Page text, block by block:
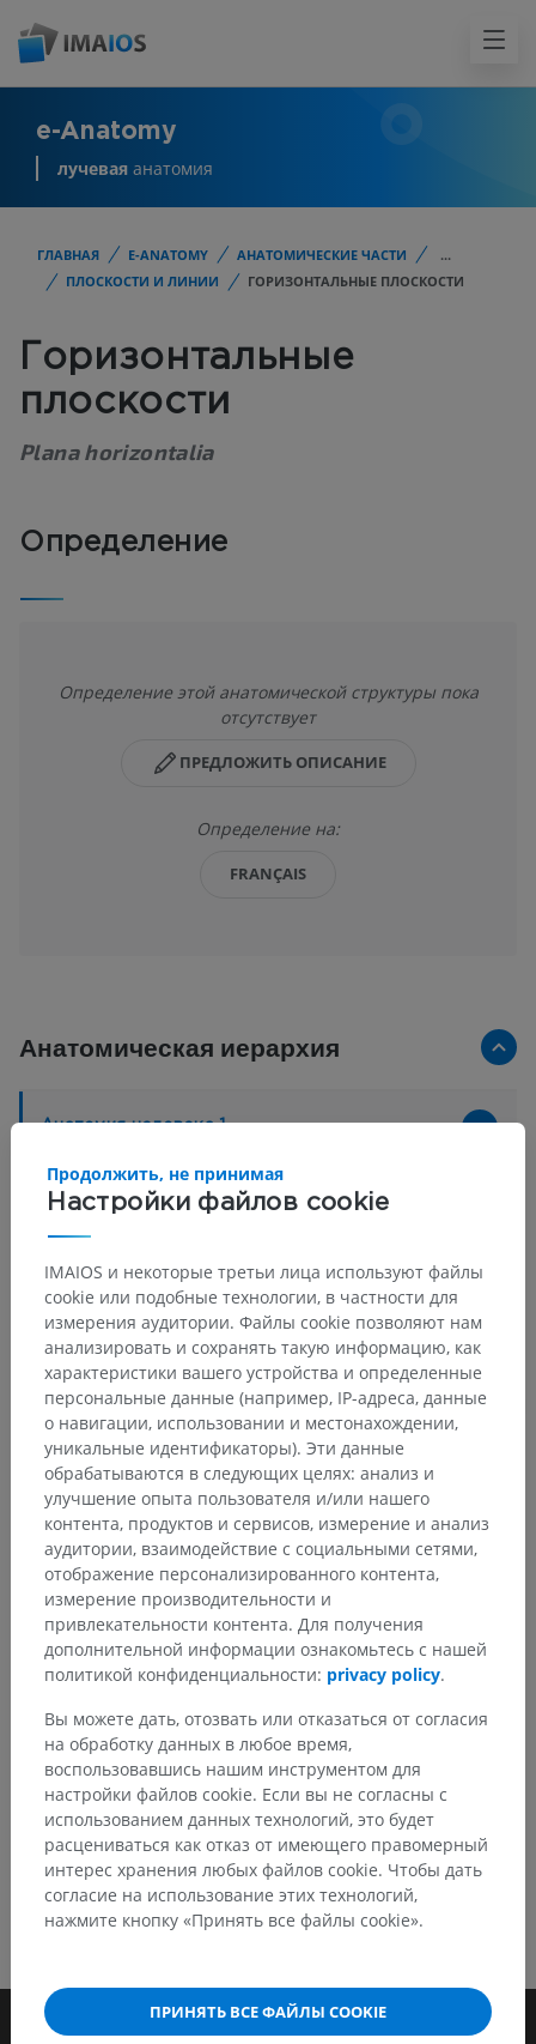
e-Anatomy
лучевая анатомия
ГЛАВНАЯ E-ANATOMY АНАТОМИЧЕСКИЕ ЧАСТИ
...
ПЛОСКОСТИ И ЛИНИИ
ГОРИЗОНТАЛЬНЫЕ ПЛОСКОСТИ
Горизонтальные
плоскости
Plana horizontalia
Определение
Определение этой анатомической структуры пока
отсутствует
ПРЕДЛОЖИТЬ ОПИСАНИЕ
Определение на:
FRANÇAIS
Анатомическая иерархия
Анатомия человека 1
Общая анатомия> Плоскости, линии и области
Плоскости и линии> Горизонтальные плоскости
относящихся к этой части тела
Переводы
Заметили ошибку?
Не стесняйтесь предложить поправку, свою версию
перевода или решение по улучшению контента.
Сообщить об ошибке
СКАЧАТЬ ПРИЛОЖЕНИЕ
Настройки файлов cookie
Продолжить, не принимая
IMAIOS и некоторые третьи лица используют файлы
cookie или подобные технологии, в частности для
измерения аудитории. Файлы cookie позволяют нам
анализировать и сохранять такую информацию, как
характеристики вашего устройства и определенные
персональные данные (например, IP-адреса, данные
о навигации, использовании и местонахождении,
уникальные идентификаторы). Эти данные
обрабатываются в следующих целях: анализ и
улучшение опыта пользователя и/или нашего
контента, продуктов и сервисов, измерение и анализ
аудитории, взаимодействие с социальными сетями,
отображение персонализированного контента,
измерение производительности и
привлекательности контента. Для получения
дополнительной информации ознакомьтесь с нашей
политикой конфиденциальности: privacy policy.
Вы можете дать, отозвать или отказаться от согласия
на обработку данных в любое время,
воспользовавшись нашим инструментом для
настройки файлов cookie. Если вы не согласны с
использованием данных технологий, это будет
расцениваться как отказ от имеющего правомерный
интерес хранения любых файлов cookie. Чтобы дать
согласие на использование этих технологий,
нажмите кнопку «Принять все файлы cookie».
ПРИНЯТЬ ВСЕ ФАЙЛЫ COOKIE